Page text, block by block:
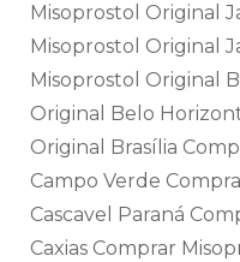
Misoprostol Original
Misoprostol Original
Misoprostol Original
Original Belo
Original Brasília
Campo Verde
Cascavel Paraná
Caxias Comprar